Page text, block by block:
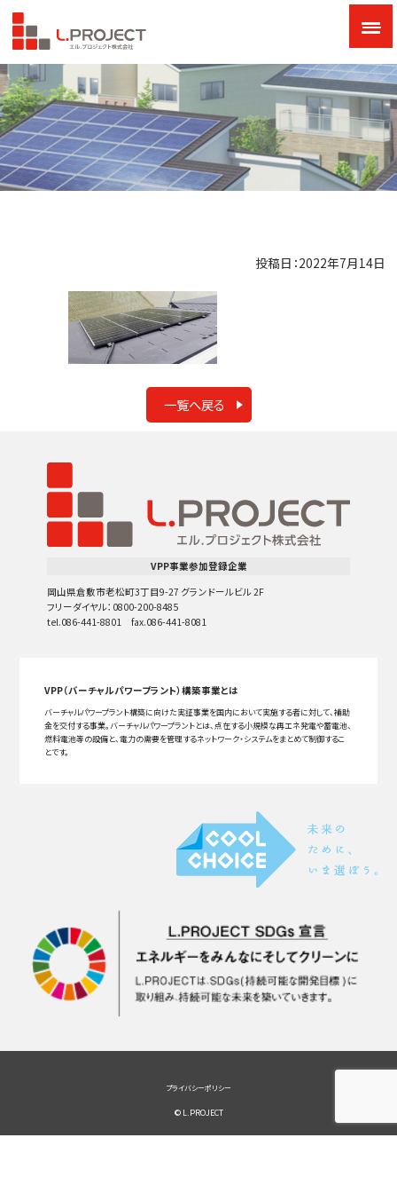
投稿日：2022年7月14日
一覧へ戻る
VPP事業参加登録企業
岡山県倉敷市老松町3丁目9-27 グランドールビル 2F
フリーダイヤル：0800-200-8485
tel.086-441-8801 fax.086-441-8081
VPP（バーチャルパワープラント）構築事業とは
バーチャルパワープラント構築に向けた実証事業を国内において実施する者に対して、補助
金を交付する事業。バーチャルパワープラントとは、点在する小規模な再エネ発電や蓄電池、
燃料電池等の設備と、電力の需要を管理するネットワーク・システムをまとめて制御するこ
とです。
プライバシーポリシー
© L.PROJECT